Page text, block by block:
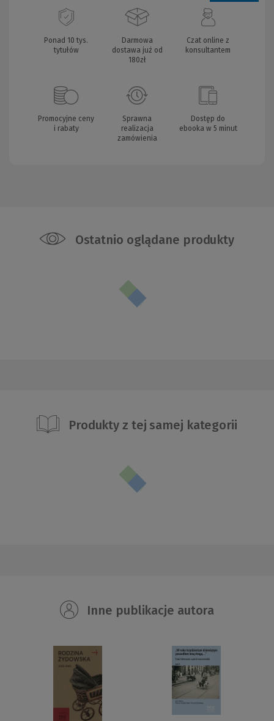
Ponad 10 tys.
tytułów
Darmowa
dostawa już od
180zł
Czat online z
konsultantem
Promocyjne ceny
i rabaty
Sprawna
realizacja
zamówienia
Dostęp do
ebooka w 5 minut
Ostatnio oglądane produkty
Produkty z tej samej kategorii
Inne publikacje autora